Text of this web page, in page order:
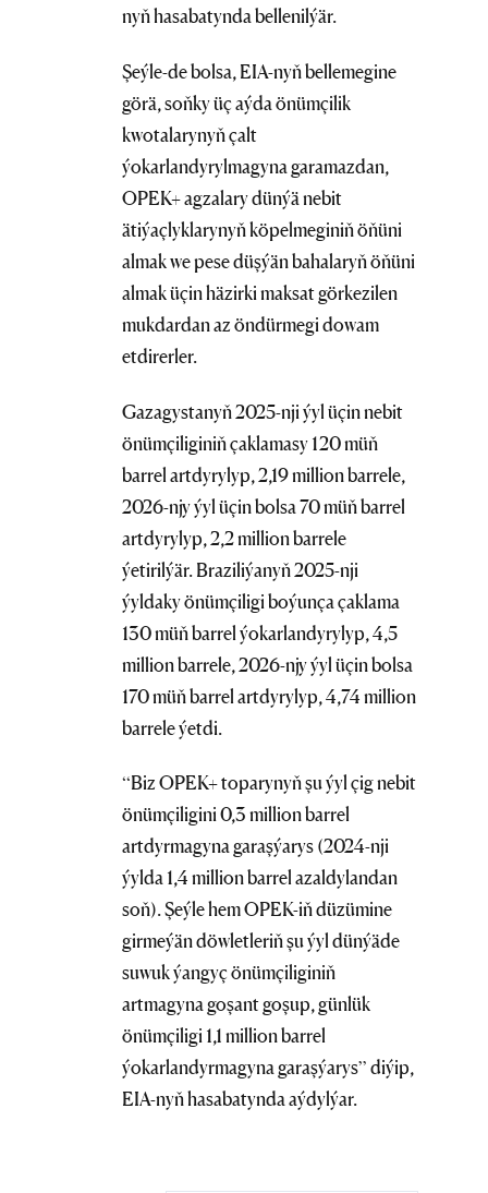
nyň hasabatynda bellenilýär.
Şeýle-de bolsa, EIA-nyň bellemegine
görä, soňky üç aýda önümçilik
kwotalarynyň çalt
ýokarlandyrylmagyna garamazdan,
OPEK+ agzalary dünýä nebit
ätiýaçlyklarynyň köpelmeginiň öňüni
almak we pese düşýän bahalaryň öňüni
almak üçin häzirki maksat görkezilen
mukdardan az öndürmegi dowam
etdirerler.
Gazagystanyň 2025-nji ýyl üçin nebit
önümçiliginiň çaklamasy 120 müň
barrel artdyrylyp, 2,19 million barrele,
2026-njy ýyl üçin bolsa 70 müň barrel
artdyrylyp, 2,2 million barrele
ýetirilýär. Braziliýanyň 2025-nji
ýyldaky önümçiligi boýunça çaklama
130 müň barrel ýokarlandyrylyp, 4,5
million barrele, 2026-njy ýyl üçin bolsa
170 müň barrel artdyrylyp, 4,74 million
barrele ýetdi.
“Biz OPEK+ toparynyň şu ýyl çig nebit
önümçiligini 0,3 million barrel
artdyrmagyna garaşýarys (2024-nji
ýylda 1,4 million barrel azaldylandan
soň). Şeýle hem OPEK-iň düzümine
girmeýän döwletleriň şu ýyl dünýäde
suwuk ýangyç önümçiliginiň
artmagyna goşant goşup, günlük
önümçiligi 1,1 million barrel
ýokarlandyrmagyna garaşýarys” diýip,
EIA-nyň hasabatynda aýdylýar.